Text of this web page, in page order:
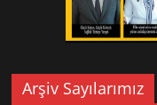
Arşiv Sayılarımız